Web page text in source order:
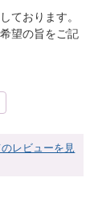
ております。
望の旨をご記
レビューを見